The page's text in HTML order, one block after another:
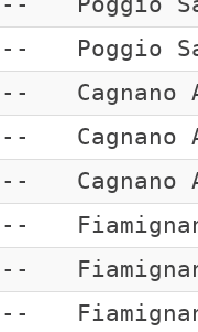
--
Poggio
--
Cagnano
--
Cagnano
--
Cagnano
--
--
--